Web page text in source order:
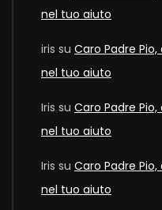
nel tuo aiuto
iris su Caro Padre
nel tuo aiuto
Iris su Caro Padre
nel tuo aiuto
Iris su Caro Padre
nel tuo aiuto